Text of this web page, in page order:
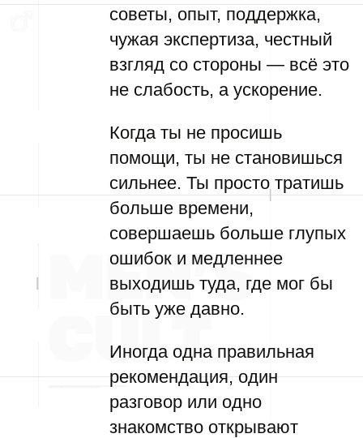
советы, опыт, поддержка,
чужая экспертиза, честный
взгляд со стороны — всё это
не слабость, а ускорение.
Когда ты не просишь
помощи, ты не становишься
сильнее. Ты просто тратишь
больше времени,
совершаешь больше глупых
ошибок и медленнее
выходишь туда, где мог бы
быть уже давно.
Иногда одна правильная
рекомендация, один
разговор или одно
знакомство открывают